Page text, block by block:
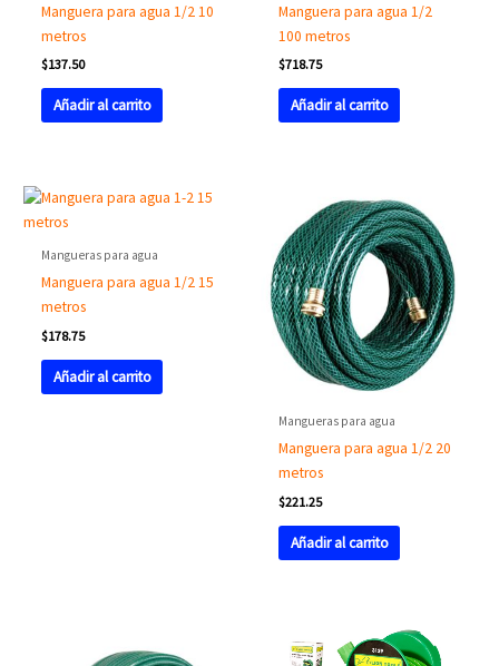
Manguera para agua 1/2 10
metros
$137.50
Añadir al carrito
Manguera para agua 1/2
100 metros
$718.75
Añadir al carrito
Mangueras para agua
Manguera para agua 1/2 15
metros
$178.75
Añadir al carrito
Mangueras para agua
Manguera para agua 1/2 20
metros
$221.25
Añadir al carrito